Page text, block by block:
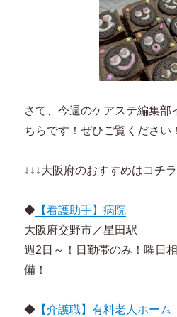
さて、今週のケアステ編集部
ちらです！ぜひご覧ください！
↓↓↓大阪府のおすすめはコチラ
◆ 【看護助手】病院
大阪府交野市／星田駅
週2日～！日勤帯のみ！曜日
備！
◆ 【介護職】有料老人ホーム